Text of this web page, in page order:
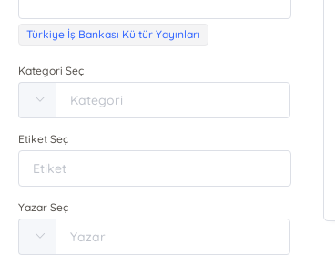
Türkiye İş Bankası Kültür Yayınları
Kategori Seç
Etiket Seç
Yazar Seç